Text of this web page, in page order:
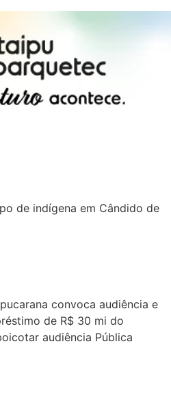
de indígena em Cândido de
convoca audiência e
de R$ 30 mi do
audiência Pública